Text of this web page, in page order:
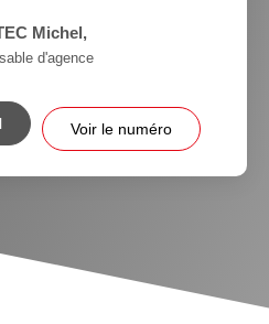
Michel,
d'agence
Voir le numéro